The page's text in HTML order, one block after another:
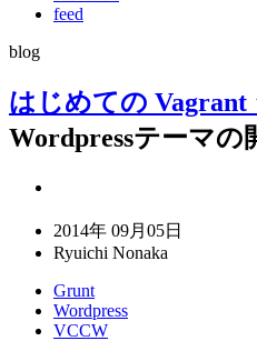
feed
blog
はじめての Vagrant
Wordpressテーマの
2014年 09月05日
Ryuichi Nonaka
Grunt
Wordpress
VCCW